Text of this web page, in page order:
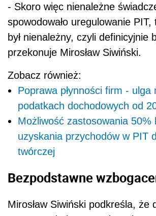
- Skoro więc nienależne
spowodowało uregulowanie
był nienależny, czyli definicyjnie
przekonuje Mirosław Siwiński.
Zobacz również:
Poprawa płynności firm - ulga
podatkach dochodowych od
Możliwość zastosowania 50%
uzyskania przychodów w PIT
twórczej
Bezpodstawne
Mirosław Siwiński podkreśla, że